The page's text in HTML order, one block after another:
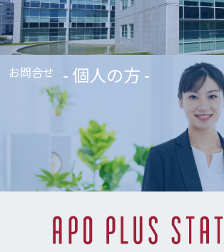
お問合せ - 個人の方 -